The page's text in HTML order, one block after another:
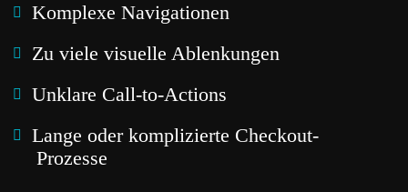
Komplexe Navigationen
Zu viele visuelle Ablenkungen
Unklare Call-to-Actions
Lange oder komplizierte Checkout-
Prozesse